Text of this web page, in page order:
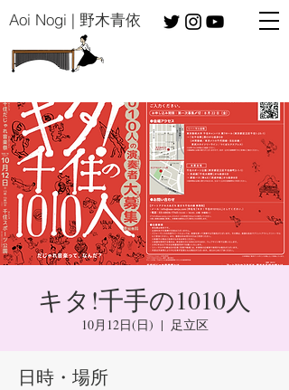
​Aoi Nogi | 野木青依
キタ!千手の1010人
10月12日(日)
  |
足立区
日時・場所